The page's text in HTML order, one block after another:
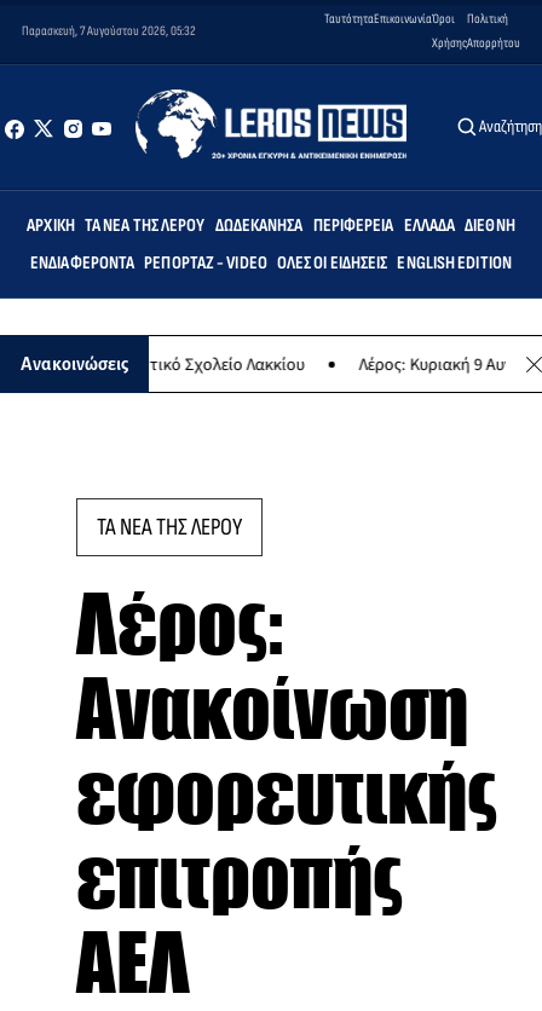
Παρασκευή, 7 Αυγούστου 2026, 05:32
ΤαυτότηταΕπικοινωνίαΌροι
Χρήσης
Πολιτική
Απορρήτου
Αναζήτηση
ΑΡΧΙΚΉ ΤΑ ΝΈΑ ΤΗΣ ΛΈΡΟΥ ΔΩΔΕΚΆΝΗΣΑ ΠΕΡΙΦΈΡΕΙΑ ΕΛΛΆΔΑ ΔΙΕΘΝΉ
ΕΝΔΙΑΦΈΡΟΝΤΑ ΡΕΠΟΡΤΆΖ - VIDEO ΌΛΕΣ ΟΙ ΕΙΔΉΣΕΙΣ ENGLISH EDITION
Ανακοινώσεις
στο Δημοτικό Σχολείο Λακκίου Λέρος: Κυριακή 9
ΤΑ ΝΕΑ ΤΗΣ ΛΕΡΟΥ
Λέρος:
Ανακοίνωση
εφορευτικής
επιτροπής
ΑΕΛ